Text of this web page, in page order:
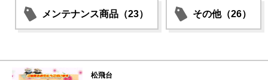
メンテナンス商品（23） その他（26）
松飛台